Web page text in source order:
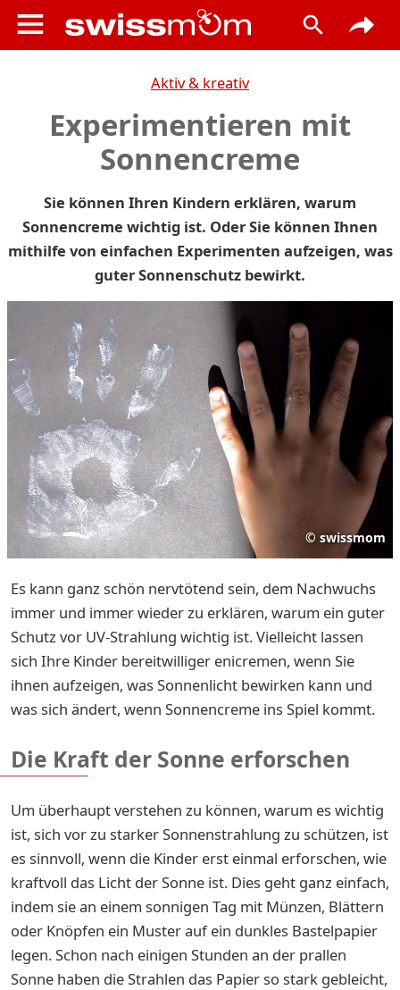
Aktiv & kreativ
Experimentieren mit
Sonnencreme
Sie können Ihren Kindern erklären, warum
Sonnencreme wichtig ist. Oder Sie können Ihnen
mithilfe von einfachen Experimenten aufzeigen, was
guter Sonnenschutz bewirkt.
© swissmom
Es kann ganz schön nervtötend sein, dem Nachwuchs
immer und immer wieder zu erklären, warum ein guter
Schutz vor UV-Strahlung wichtig ist. Vielleicht lassen
sich Ihre Kinder bereitwilliger enicremen, wenn Sie
ihnen aufzeigen, was Sonnenlicht bewirken kann und
was sich ändert, wenn Sonnencreme ins Spiel kommt.
Die Kraft der Sonne erforschen
Um überhaupt verstehen zu können, warum es wichtig
ist, sich vor zu starker Sonnenstrahlung zu schützen, ist
es sinnvoll, wenn die Kinder erst einmal erforschen, wie
kraftvoll das Licht der Sonne ist. Dies geht ganz einfach,
indem sie an einem sonnigen Tag mit Münzen, Blättern
oder Knöpfen ein Muster auf ein dunkles Bastelpapier
legen. Schon nach einigen Stunden an der prallen
Sonne haben die Strahlen das Papier so stark gebleicht,